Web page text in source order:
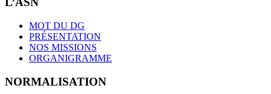
MOT DU DG
PRÉSENTATION
NOS MISSIONS
ORGANIGRAMME
NORMALISATION